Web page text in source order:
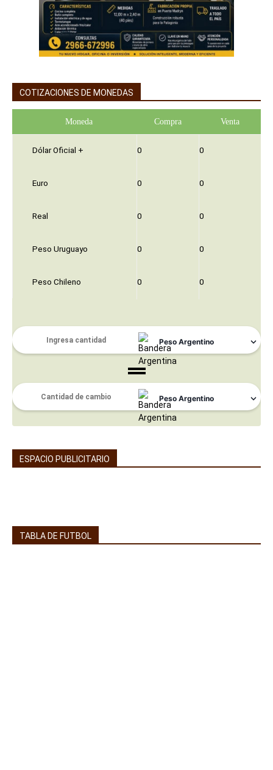
COTIZACIONES DE MONEDAS
Moneda Compra Venta
Dólar Oficial + 0 0
Euro 0 0
Real 0 0
Peso Uruguayo 0 0
Peso Chileno 0 0
ESPACIO PUBLICITARIO
TABLA DE FUTBOL